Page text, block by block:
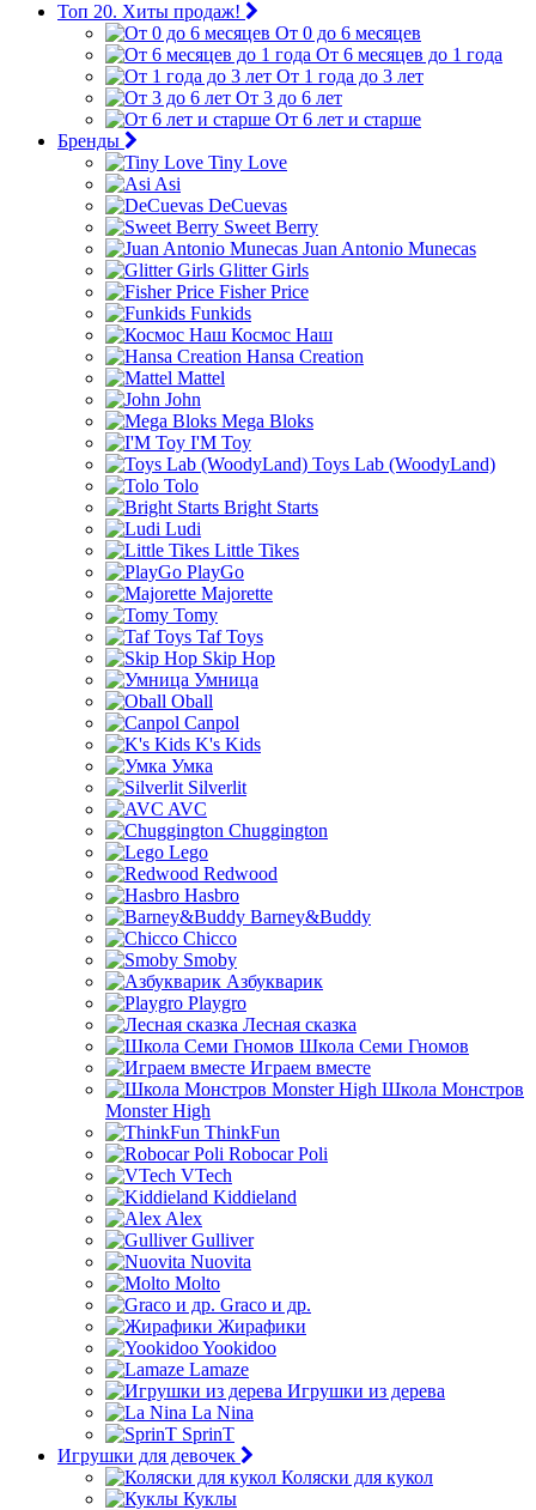
Топ 20. Хиты продаж!
От 0 до 6 месяцев
От 6 месяцев до 1 года
От 1 года до 3 лет
От 3 до 6 лет
От 6 лет и старше
Бренды
Tiny Love
Asi
DeCuevas
Sweet Berry
Juan Antonio Munecas
Glitter Girls
Fisher Price
Funkids
Космос Наш
Hansa Creation
Mattel
John
Mega Bloks
I'M Toy
Toys Lab (WoodyLand)
Tolo
Bright Starts
Ludi
Little Tikes
PlayGo
Majorette
Tomy
Taf Toys
Skip Hop
Умница
Oball
Canpol
K's Kids
Умка
Silverlit
AVC
Chuggington
Lego
Redwood
Hasbro
Barney&Buddy
Chicco
Smoby
Азбукварик
Playgro
Лесная сказка
Школа Семи Гномов
Играем вместе
Школа Монстров
Monster High
ThinkFun
Robocar Poli
VTech
Kiddieland
Alex
Gulliver
Nuovita
Molto
Graco и др.
Жирафики
Yookidoo
Lamaze
Игрушки из дерева
La Nina
SprinT
Игрушки для девочек
Коляски для кукол
Куклы